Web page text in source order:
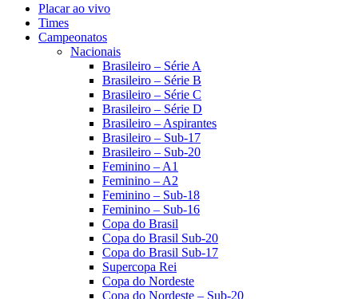
Placar ao vivo
Times
Campeonatos
Nacionais
Brasileiro – Série A
Brasileiro – Série B
Brasileiro – Série C
Brasileiro – Série D
Brasileiro – Aspirantes
Brasileiro – Sub-17
Brasileiro – Sub-20
Feminino – A1
Feminino – A2
Feminino – Sub-18
Feminino – Sub-16
Copa do Brasil
Copa do Brasil Sub-20
Copa do Brasil Sub-17
Supercopa Rei
Copa do Nordeste
Copa do Nordeste – Sub-20